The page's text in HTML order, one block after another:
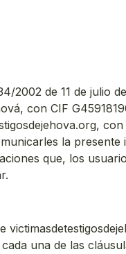
2002 de 11 de julio
con CIF
la
que, los
una de las